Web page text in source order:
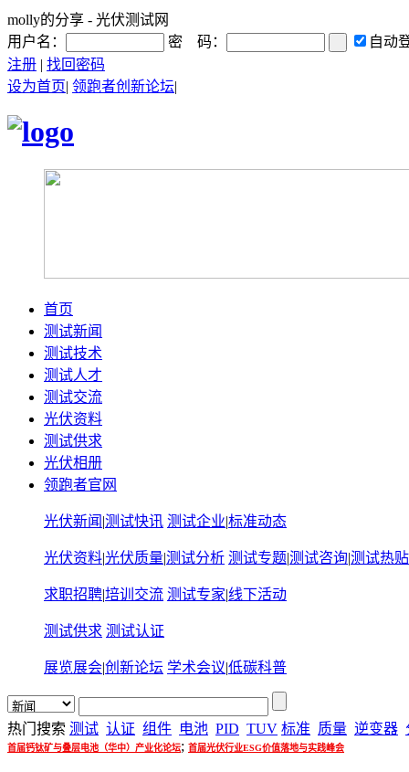
molly的分享 - 光伏测试网
用户名：
密 码：
自动
注册 | 找回密码
设为首页| 领跑者创新论坛|
首页
测试新闻
测试技术
测试人才
测试交流
光伏资料
测试供求
光伏相册
领跑者官网
光伏新闻 |测试快讯 测试企业|标准动态
光伏资料|光伏质量|测试分析 测试专题|测试咨询|测试热贴
求职招聘|培训交流 测试专家|线下活动
测试供求 测试认证
展览展会|创新论坛 学术会议|低碳科普
热门搜索 测试 认证 组件 电池 PID TUV 标准 质量 逆变器
首届钙钛矿与叠层电池（华中）产业化论坛; 首届光伏行业ESG价值落地与实践峰会